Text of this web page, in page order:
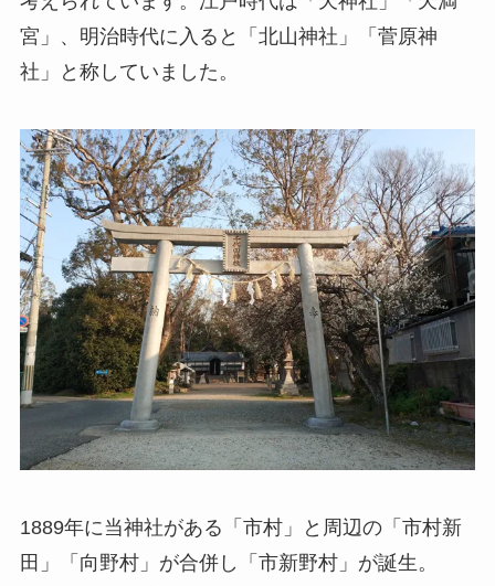
宮」 、明治時代に入ると
「北山神社」「菅原神
社」
と称していました。
1889年に当神社がある「市村」と周辺の「市村新
田」「向野村」が合併し「市新野村」が誕生。